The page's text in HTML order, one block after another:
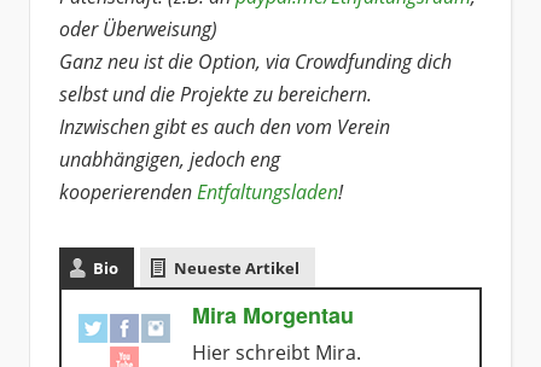
oder Überweisung)
Ganz neu ist die Option, via Crowdfunding dich
selbst und die Projekte zu bereichern.
Inzwischen gibt es auch den vom Verein
unabhängigen, jedoch eng
kooperierendenEntfaltungsladen!
Bio Neueste Artikel
Mira Morgentau
Hier schreibt Mira.